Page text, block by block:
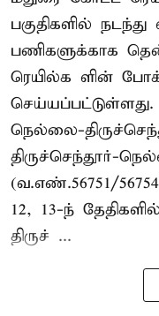
பகுதிகளில்
பணிகளுக்காக
ரெயில்க ளின்
செய்யப்பட்டுள்ளது.
நெல்லை-
திருச்செந்தூர்-
(வ.எண்.56751/
12, 13-ந்
திருச் ...